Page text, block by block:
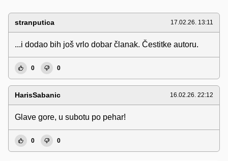
stranputica 17.02.26. 13:11
...i dodao bih još vrlo dobar članak. Čestitke autoru.
0 0
HarisSabanic 16.02.26. 22:12
Glave gore, u subotu po pehar!
0 0